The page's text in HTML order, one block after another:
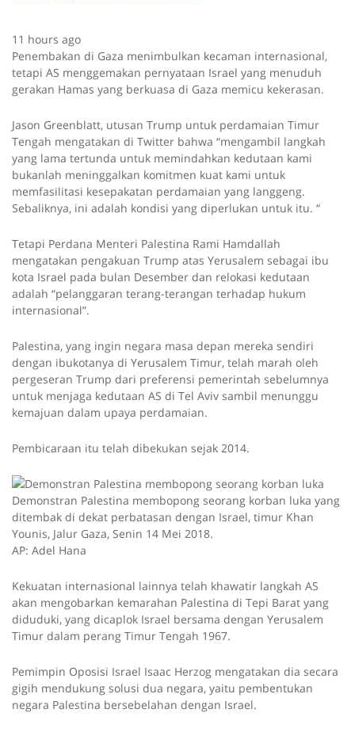
11 hours ago
Penembakan di Gaza menimbulkan kecaman internasional,
tetapi AS menggemakan pernyataan Israel yang menuduh
gerakan Hamas yang berkuasa di Gaza memicu kekerasan.
Jason Greenblatt, utusan Trump untuk perdamaian Timur
Tengah mengatakan di Twitter bahwa “mengambil langkah
yang lama tertunda untuk memindahkan kedutaan kami
bukanlah meninggalkan komitmen kuat kami untuk
memfasilitasi kesepakatan perdamaian yang langgeng.
Sebaliknya, ini adalah kondisi yang diperlukan untuk itu. “
Tetapi Perdana Menteri Palestina Rami Hamdallah
mengatakan pengakuan Trump atas Yerusalem sebagai ibu
kota Israel pada bulan Desember dan relokasi kedutaan
adalah “pelanggaran terang-terangan terhadap hukum
internasional”.
Palestina, yang ingin negara masa depan mereka sendiri
dengan ibukotanya di Yerusalem Timur, telah marah oleh
pergeseran Trump dari preferensi pemerintah sebelumnya
untuk menjaga kedutaan AS di Tel Aviv sambil menunggu
kemajuan dalam upaya perdamaian.
Pembicaraan itu telah dibekukan sejak 2014.
Demonstran Palestina membopong seorang korban luka yang
ditembak di dekat perbatasan dengan Israel, timur Khan
Younis, Jalur Gaza, Senin 14 Mei 2018.
AP: Adel Hana
Kekuatan internasional lainnya telah khawatir langkah AS
akan mengobarkan kemarahan Palestina di Tepi Barat yang
diduduki, yang dicaplok Israel bersama dengan Yerusalem
Timur dalam perang Timur Tengah 1967.
Pemimpin Oposisi Israel Isaac Herzog mengatakan dia secara
gigih mendukung solusi dua negara, yaitu pembentukan
negara Palestina bersebelahan dengan Israel.